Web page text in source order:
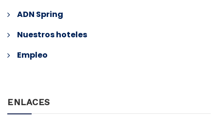
ADN Spring
Nuestros hoteles
Empleo
ENLACES